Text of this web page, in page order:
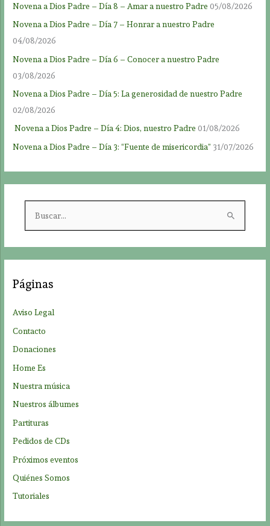
Novena a Dios Padre – Día 8 – Amar a nuestro Padre 05/08/2026
Novena a Dios Padre – Día 7 – Honrar a nuestro Padre
04/08/2026
Novena a Dios Padre – Día 6 – Conocer a nuestro Padre
03/08/2026
Novena a Dios Padre – Día 5: La generosidad de nuestro Padre
02/08/2026
Novena a Dios Padre – Día 4: Dios, nuestro Padre 01/08/2026
Novena a Dios Padre – Día 3: “Fuente de misericordia” 31/07/2026
r
:
Páginas
Aviso Legal
Contacto
Donaciones
Home Es
Nuestra música
Nuestros álbumes
Partituras
Pedidos de CDs
Próximos eventos
Quiénes Somos
Tutoriales